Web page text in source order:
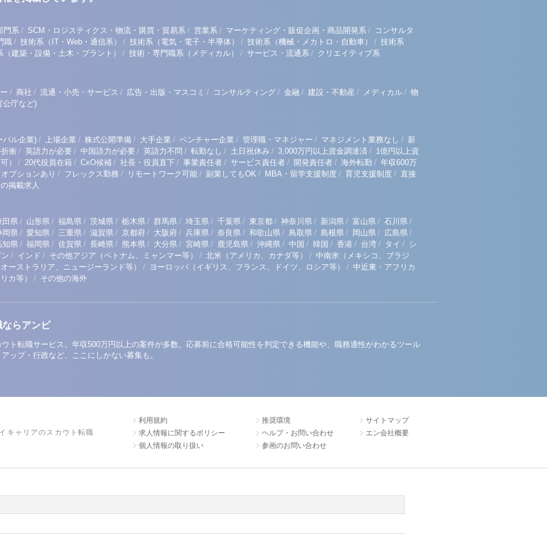
門系 / SCM・ロジスティクス・物流・購買・貿易系 / 営業系 / マーケティング・販促企画・商品開発系 / コンサルタ
職 / 技術系（IT・Web・通信系） / 技術系（電気・電子・半導体） / 技術系（機械・メカトロ・自動車） / 技術系
（建築・設備・土木・プラント） / 技術・専門職系（メディカル） / サービス・流通系 / クリエイティブ系
/ 商社 / 流通・小売・サービス / 広告・出版・マスコミ / コンサルティング / 金融 / 建設・不動産 / メディカル / 物
公庁など)
バル企業) / 上場企業 / 株式公開準備 / 大手企業 / ベンチャー企業 / 管理職・マネジャー / マネジメント業務なし / 新
衝 / 英語力が必要 / 中国語力が必要 / 英語力不問 / 転勤なし / 土日祝休み / 3,000万円以上資金調達済 / 1億円以上資
） / 20代役員在籍 / CxO候補 / 社長・役員直下 / 事業責任者 / サービス責任者 / 開発責任者 / 海外転勤 / 年収600万
プションあり / フレックス勤務 / リモートワーク可能 / 副業してもOK / MBA・留学支援制度 / 育児支援制度 / 直接
掲載求人
田県 / 山形県 / 福島県 / 茨城県 / 栃木県 / 群馬県 / 埼玉県 / 千葉県 / 東京都 / 神奈川県 / 新潟県 / 富山県 / 石川県 /
岡県 / 愛知県 / 三重県 / 滋賀県 / 京都府 / 大阪府 / 兵庫県 / 奈良県 / 和歌山県 / 鳥取県 / 島根県 / 岡山県 / 広島県 /
知県 / 福岡県 / 佐賀県 / 長崎県 / 熊本県 / 大分県 / 宮崎県 / 鹿児島県 / 沖縄県 / 中国 / 韓国 / 香港 / 台湾 / タイ / シ
/ インド / その他アジア（ベトナム、ミャンマー等） / 北米（アメリカ、カナダ等） / 中南米（メキシコ、ブラジ
ーストラリア、ニュージーランド等） / ヨーロッパ（イギリス、フランス、ドイツ、ロシア等） / 中近東・アフリカ
カ等）
/ その他の海外
らアンビ
ト転職サービス。年収500万円以上の案件が多数。応募前に合格可能性を判定できる機能や、職務適性がわかるツール
ップ・行政など、ここにしかない募集も。
キャリアのスカウト転職
利用規約
求人情報に関するポリシー
個人情報の取り扱い
推奨環境
ヘルプ・お問い合わせ
参画のお問い合わせ
サイトマップ
エン会社概要